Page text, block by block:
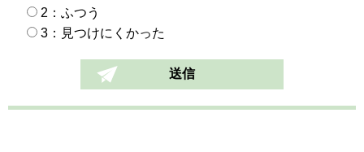
2：ふつう
3：見つけにくかった